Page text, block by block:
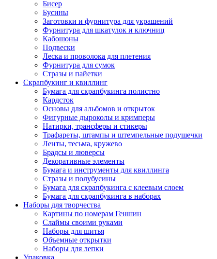
Бисер
Бусины
Заготовки и фурнитура для украшений
Фурнитура для шкатулок и ключниц
Кабошоны
Подвески
Леска и проволока для плетения
Фурнитура для сумок
Стразы и пайетки
Скрапбукинг и квиллинг
Бумага для скрапбукинга полистно
Кардсток
Основы для альбомов и открыток
Фигурные дыроколы и кримперы
Натирки, трансферы и стикеры
Трафареты, штампы и штемпельные подушечки
Ленты, тесьма, кружево
Брадсы и люверсы
Декоративные элементы
Бумага и инструменты для квиллинга
Стразы и полубусины
Бумага для скрапбукинга с клеевым слоем
Бумага для скрапбукинга в наборах
Наборы для творчества
Картины по номерам Геншин
Слаймы своими руками
Наборы для шитья
Объемные открытки
Наборы для лепки
Упаковка